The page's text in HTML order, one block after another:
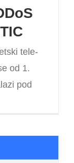
tele-
od 1.
pod